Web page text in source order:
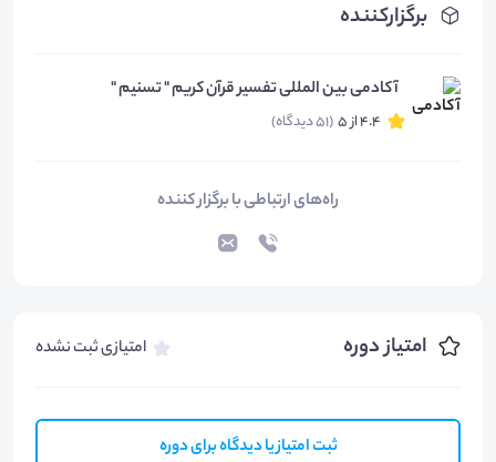
برگزارکننده
آکادمی بین المللی تفسیر قرآن کریم " تسنیم "
4.4 از 5 (51 دیدگاه)
راه‌های ارتباطی با برگزار کننده
امتیاز دوره امتیازی ثبت نشده
ثبت امتیاز یا دیدگاه برای دوره